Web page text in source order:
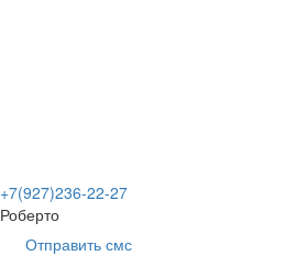
+7(927)236-22-27
Роберто
Отправить смс